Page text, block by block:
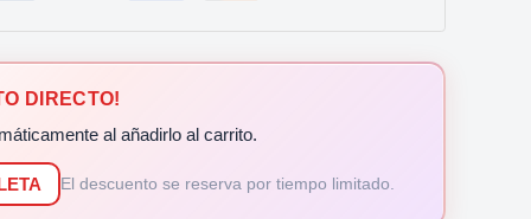
DIRECTO!
al añadirlo al carrito.
El descuento se reserva por tiempo limitado.